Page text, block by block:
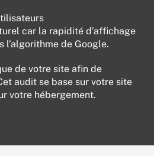
car la rapidité d’affichage
de Google.
de votre site afin de
audit se base sur votre site
votre hébergement.